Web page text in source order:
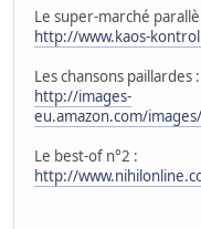
Le super-marché
http://www.kaos-
Les chansons paillardes :
http://images-
eu.amazon.com/
Le best-of n°2 :
http://